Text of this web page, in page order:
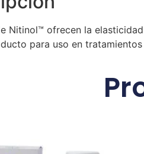
Nitinol™ ofrecen la
para uso en